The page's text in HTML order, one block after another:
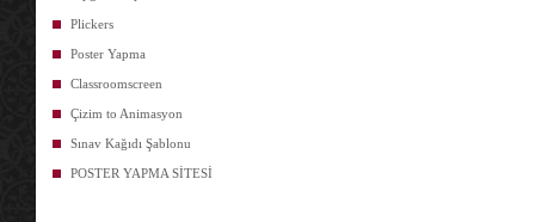
Plickers
Poster Yapma
Classroomscreen
Çizim to Animasyon
Sınav Kağıdı Şablonu
POSTER YAPMA SİTESİ